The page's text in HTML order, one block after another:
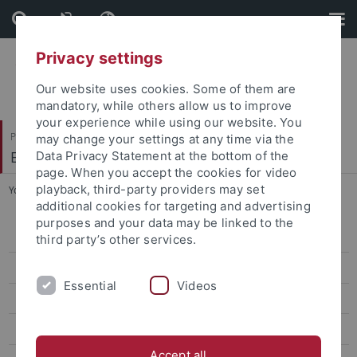
Skip
to
content
Skip
to
footer
Philosophische Fakultät
Ethnologie
You are here: Startseite ... Einführung
Einführung
Hauptfach
Privacy settings
Our website uses cookies. Some of them are
mandatory, while others allow us to improve
your experience while using our website. You
may change your settings at any time via the
Data Privacy Statement at the bottom of the
page. When you accept the cookies for video
playback, third-party providers may set
additional cookies for targeting and advertising
purposes and your data may be linked to the
third party’s other services.
Essential Videos